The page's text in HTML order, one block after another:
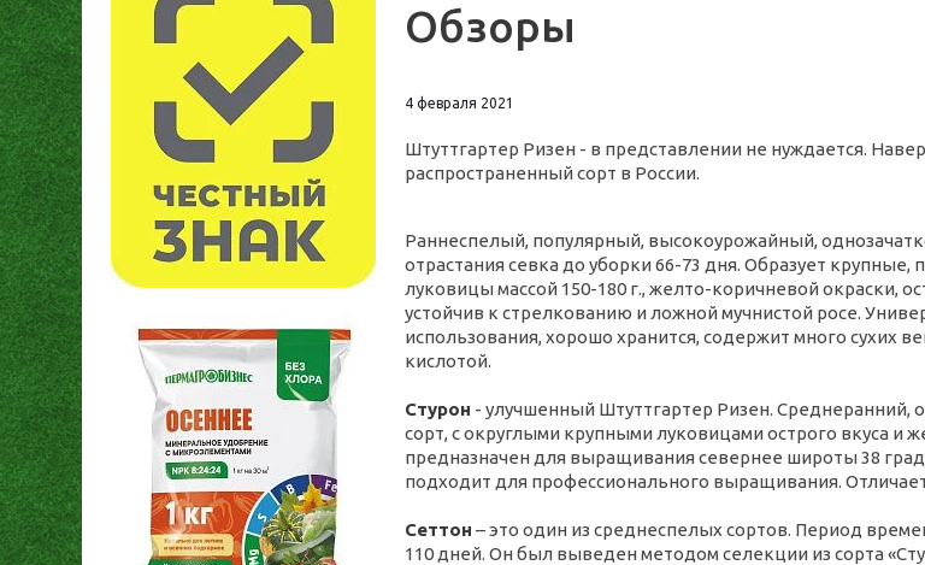
Обзоры
4 февраля 2021
Штуттгартер Ризен - в представлении не нуждается.
распространенный сорт в России.
Раннеспелый, популярный, высокоурожайный,
отрастания севка до уборки 66-73 дня. Образует крупные,
луковицы массой 150-180 г., желто-коричневой окраски,
устойчив к стрелкованию и ложной мучнистой росе.
использования, хорошо хранится, содержит много сухих
кислотой.
Стурон - улучшенный Штуттгартер Ризен. Среднеранний,
сорт, с округлыми крупными луковицами острого вкуса и
предназначен для выращивания севернее широты 38
подходит для профессионального выращивания.
Сеттон – это один из среднеспелых сортов. Период
110 дней. Он был выведен методом селекции из сорта